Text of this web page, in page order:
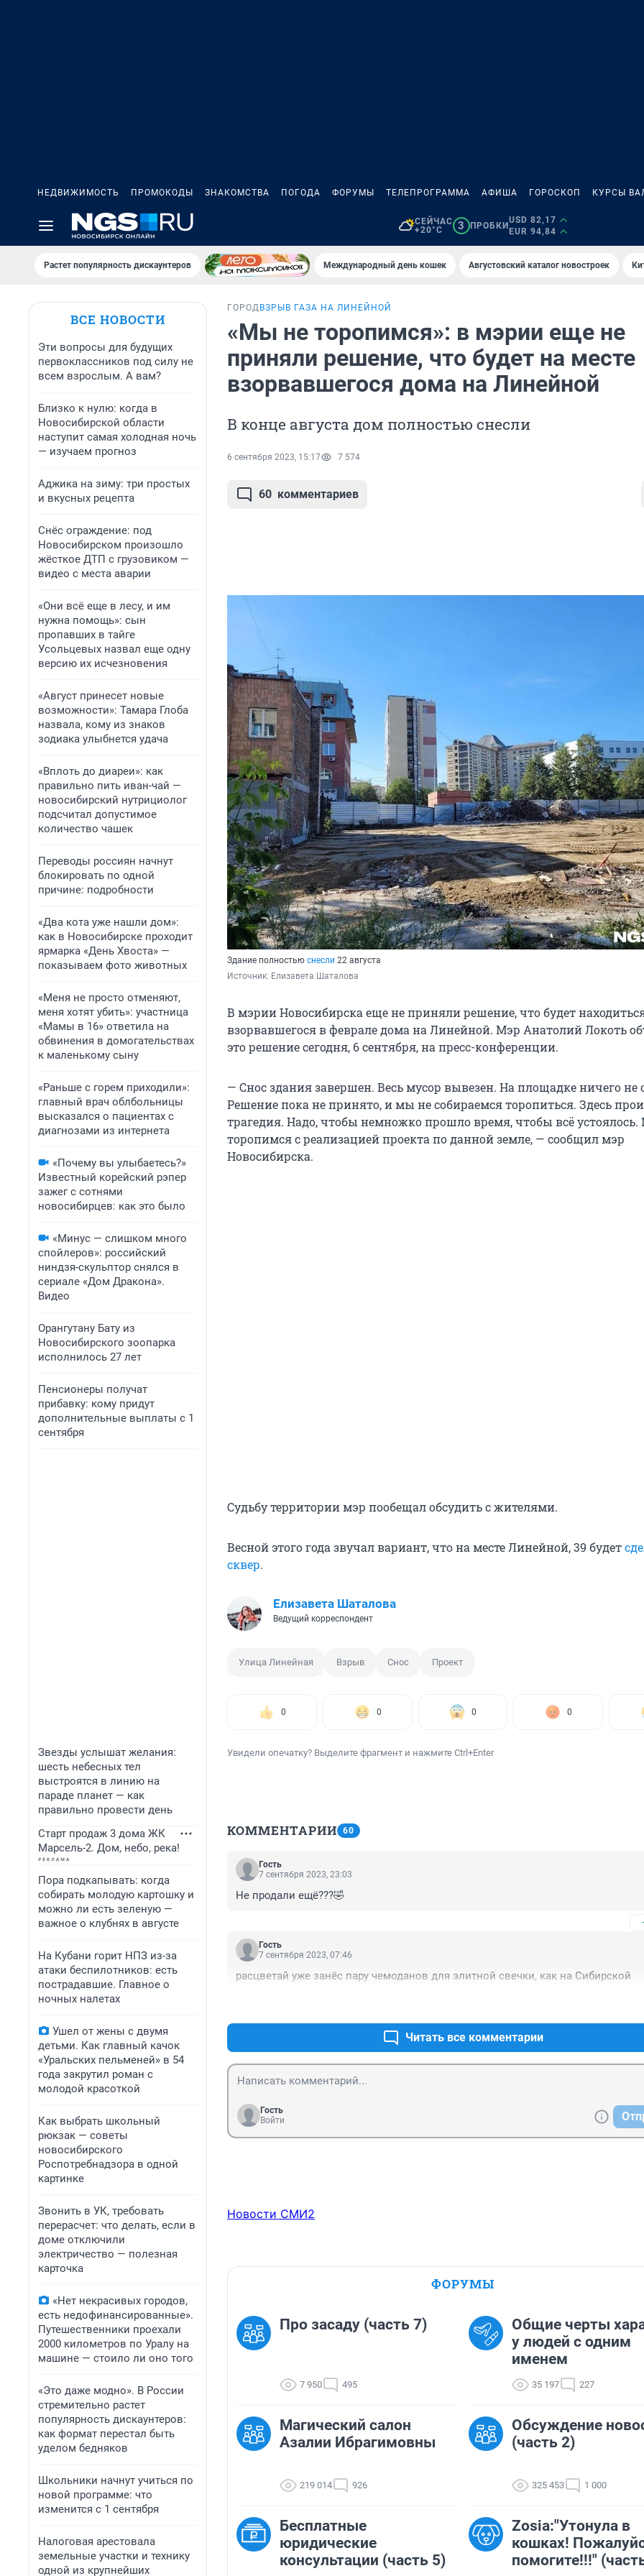
НЕДВИЖИМОСТЬ ПРОМОКОДЫ ЗНАКОМСТВА ПОГОДА ФОРУМЫ ТЕЛЕПРОГРАММА АФИША ГОРОСКОП КУРСЫ
СЕЙЧАС
+20°C
3 ПРОБКИ
USD 82,17
EUR 94,84
Растет популярность дискаунтеров Международный день кошек Августовский каталог новостроек
ВСЕ НОВОСТИ
Эти вопросы для будущих
первоклассников под силу не
всем взрослым. А вам?
Близко к нулю: когда в
Новосибирской области
наступит самая холодная ночь
— изучаем прогноз
Аджика на зиму: три простых
и вкусных рецепта
Снёс ограждение: под
Новосибирском произошло
жёсткое ДТП с грузовиком —
видео с места аварии
«Они всё еще в лесу, и им
нужна помощь»: сын
пропавших в тайге
Усольцевых назвал еще одну
версию их исчезновения
«Август принесет новые
возможности»: Тамара Глоба
назвала, кому из знаков
зодиака улыбнется удача
«Вплоть до диареи»: как
правильно пить иван-чай —
новосибирский нутрициолог
подсчитал допустимое
количество чашек
Переводы россиян начнут
блокировать по одной
причине: подробности
«Два кота уже нашли дом»:
как в Новосибирске проходит
ярмарка «День Хвоста» —
показываем фото животных
«Меня не просто отменяют,
меня хотят убить»: участница
«Мамы в 16» ответила на
обвинения в домогательствах
к маленькому сыну
«Раньше с горем приходили»:
главный врач облбольницы
высказался о пациентах с
диагнозами из интернета
«Почему вы улыбаетесь?»
Известный корейский рэпер
зажег с сотнями
новосибирцев: как это было
«Минус — слишком много
спойлеров»: российский
ниндзя-скульптор снялся в
сериале «Дом Дракона».
Видео
Орангутану Бату из
Новосибирского зоопарка
исполнилось 27 лет
Пенсионеры получат
прибавку: кому придут
дополнительные выплаты с 1
сентября
Звезды услышат желания:
шесть небесных тел
выстроятся в линию на
параде планет — как
правильно провести день
Старт продаж 3 дома ЖК
Марсель-2. Дом, небо, река!
Пора подкапывать: когда
собирать молодую картошку и
можно ли есть зеленую —
важное о клубнях в августе
На Кубани горит НПЗ из-за
атаки беспилотников: есть
пострадавшие. Главное о
ночных налетах
Ушел от жены с двумя
детьми. Как главный качок
«Уральских пельменей» в 54
года закрутил роман с
молодой красоткой
Как выбрать школьный
рюкзак — советы
новосибирского
Роспотребнадзора в одной
картинке
Звонить в УК, требовать
перерасчет: что делать, если в
доме отключили
электричество — полезная
карточка
«Нет некрасивых городов,
есть недофинансированные».
Путешественники проехали
2000 километров по Уралу на
машине — стоило ли оно того
«Это даже модно». В России
стремительно растет
популярность дискаунтеров:
как формат перестал быть
уделом бедняков
Школьники начнут учиться по
новой программе: что
изменится с 1 сентября
Налоговая арестовала
земельные участки и технику
одной из крупнейших
ГОРОД ВЗРЫВ ГАЗА НА ЛИНЕЙНОЙ
«Мы не торопимся»: в мэрии еще не
приняли решение, что будет на месте
взорвавшегося дома на Линейной
В конце августа дом полностью снесли
6 сентября 2023, 15:17 7 574
60 комментариев
Здание полностью снесли 22 августа
Источник: Елизавета Шаталова
В мэрии Новосибирска еще не приняли решение, что будет
взорвавшегося в феврале дома на Линейной. Мэр Анатолий Локоть
это решение сегодня, 6 сентября, на пресс-конференции.
— Снос здания завершен. Весь мусор вывезен. На площадке ничего не
Решение пока не принято, и мы не собираемся торопиться. Здесь
трагедия. Надо, чтобы немножко прошло время, чтобы всё
торопимся с реализацией проекта по данной земле, — сообщил мэр
Новосибирска.
Судьбу территории мэр пообещал обсудить с жителями.
Весной этого года звучал вариант, что на месте Линейной, 39 будет
сквер.
Елизавета Шаталова
Ведущий корреспондент
Улица Линейная Взрыв Снос Проект
0 0 0 0
Увидели опечатку? Выделите фрагмент и нажмите Ctrl+Enter
КОММЕНТАРИИ 60
Гость
7 сентября 2023, 23:03
Не продали ещё???🤣
Гость
7 сентября 2023, 07:46
расцветай уже занёс пару чемоданов для элитной свечки, как на Сибирской
Читать все комментарии
Гость
Войти
Новости СМИ2
ФОРУМЫ
Про засаду (часть 7)
7 950 495
Общие черты
у людей с одним
именем
35 197 227
Магический салон
Азалии Ибрагимовны
219 014 926
Обсуждение
(часть 2)
325 453 1 000
Бесплатные
юридические
консультации (часть 5)
Zosia:"Утонула в
кошках!
помогите!!!"